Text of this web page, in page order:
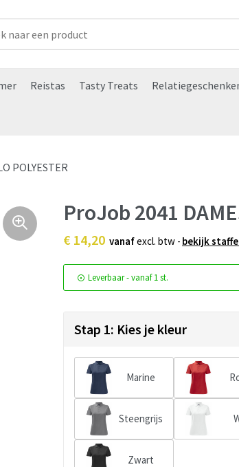
Reistas Tasty Treats
POLYESTER
ProJob 2041
€ 14,20 vanafexcl. btw - bekijk
Leverbaar-vanaf1 st.
Stap 1: Kies je kleur
Marine
Steengrijs
Zwart